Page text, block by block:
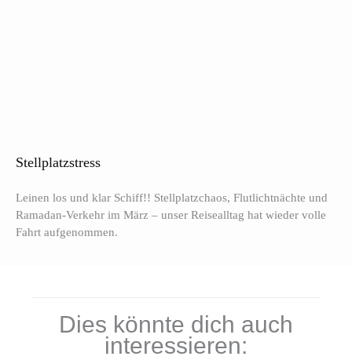
Stellplatzstress
Leinen los und klar Schiff!! Stellplatzchaos, Flutlichtnächte und
Ramadan-Verkehr im März – unser Reisealltag hat wieder volle
Fahrt aufgenommen.
Dies könnte dich auch
interessieren: